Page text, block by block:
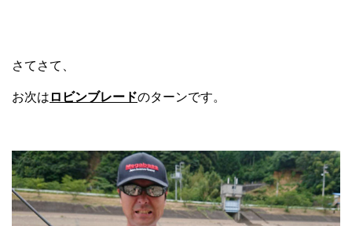
さてさて、
お次は ロビンブレードのターンです。